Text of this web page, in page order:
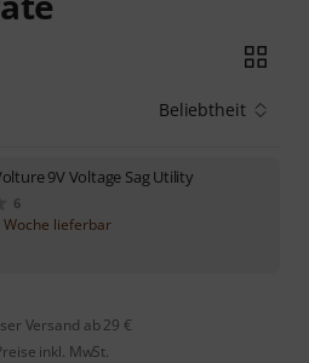
Beliebtheit
9V Voltage Sag Utility
6
Woche lieferbar
Versand ab 29 €
inkl. MwSt.